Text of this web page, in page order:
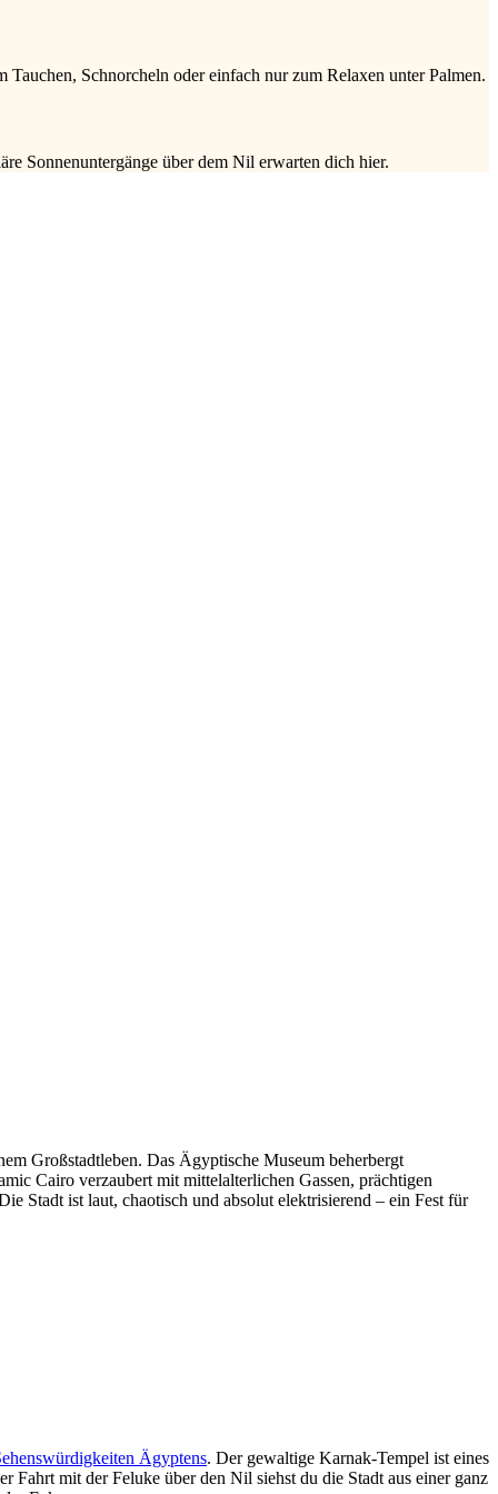
Schnorcheln oder einfach nur zum Relaxen unter Palmen.
Sonnenuntergänge über dem Nil erwarten dich hier.
Großstadtleben. Das Ägyptische Museum beherbergt
Cairo verzaubert mit mittelalterlichen Gassen, prächtigen
Stadt ist laut, chaotisch und absolut elektrisierend – ein Fest für
Ägyptens. Der gewaltige Karnak-Tempel ist eines
Fahrt mit der Feluke über den Nil siehst du die Stadt aus einer ganz